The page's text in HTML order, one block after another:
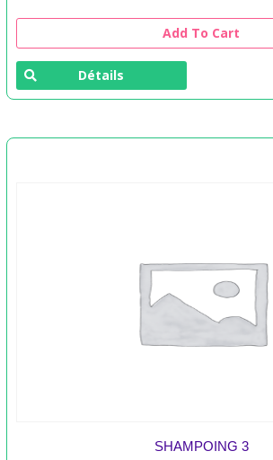
Add To Cart
Détails
SHAMPOING 3